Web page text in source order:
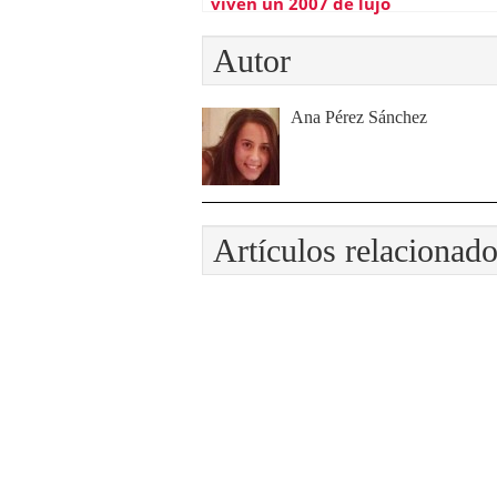
Autor
Ana Pérez Sánchez
Artículos